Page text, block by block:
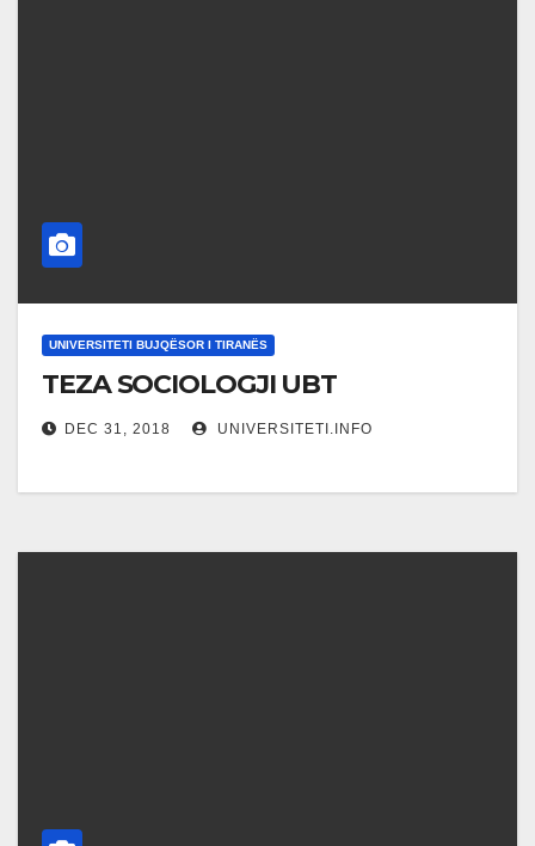
UNIVERSITETI BUJQËSOR I TIRANËS
TEZA SOCIOLOGJI UBT
DEC 31, 2018 UNIVERSITETI.INFO